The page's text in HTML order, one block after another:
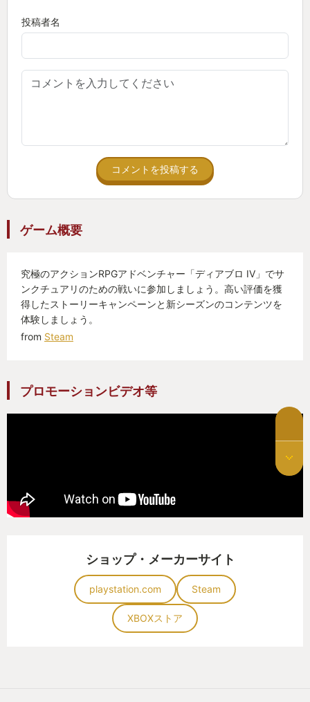
投稿者名
コメントを投稿する
ゲーム概要
究極のアクションRPGアドベンチャー「ディアブロ IV」でサ
ンクチュアリのための戦いに参加しましょう。高い評価を獲
得したストーリーキャンペーンと新シーズンのコンテンツを
体験しましょう。
from Steam
プロモーションビデオ等
ショップ・メーカーサイト
playstation.com Steam
XBOXストア